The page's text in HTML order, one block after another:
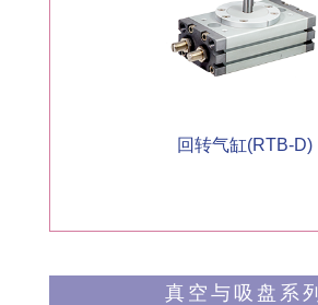
回转气缸(RTB-D)
真空与吸盘系列